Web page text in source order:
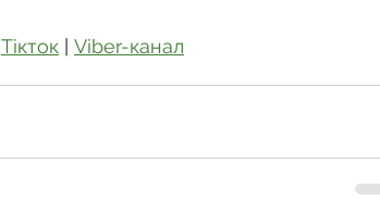
Тікток Viber-канал